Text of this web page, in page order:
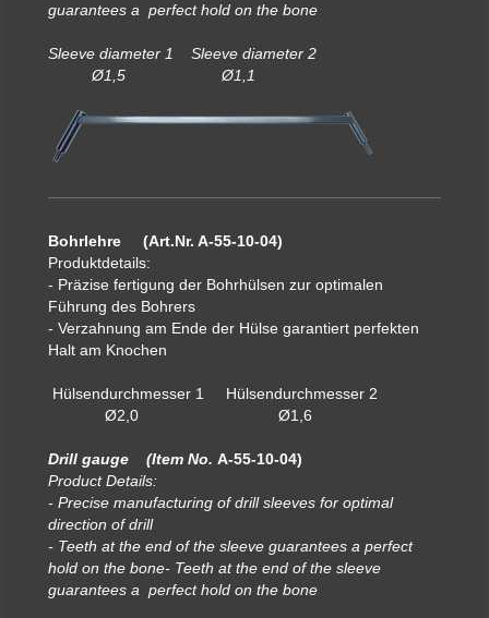
guarantees a perfect hold on the bone
Sleeve diameter 1 Sleeve diameter 2
Ø1,5 Ø1,1
Bohrlehre (Art.Nr. A-55-10-04)
Produktdetails:
- Präzise fertigung der Bohrhülsen zur optimalen
Führung des Bohrers
- Verzahnung am Ende der Hülse garantiert perfekten
Halt am Knochen
Hülsendurchmesser 1 Hülsendurchmesser 2
Ø2,0 Ø1,6
Drill gauge (Item No. A-55-10-04)
Product Details:
- Precise manufacturing of drill sleeves for optimal
direction of drill
- Teeth at the end of the sleeve guarantees a perfect
hold on the bone- Teeth at the end of the sleeve
guarantees a perfect hold on the bone